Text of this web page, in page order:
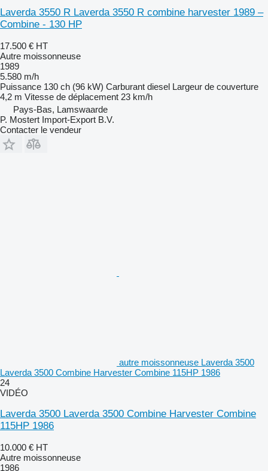
Laverda 3550 R Laverda 3550 R combine harvester 1989 –
Combine - 130 HP
17.500 € HT
Autre moissonneuse
1989
5.580 m/h
Puissance 130 ch (96 kW) Carburant diesel Largeur de couverture
4,2 m Vitesse de déplacement 23 km/h
Pays-Bas, Lamswaarde
P. Mostert Import-Export B.V.
Contacter le vendeur
autre moissonneuse Laverda 3500
Laverda 3500 Combine Harvester Combine 115HP 1986
24
VIDÉO
Laverda 3500 Laverda 3500 Combine Harvester Combine
115HP 1986
10.000 € HT
Autre moissonneuse
1986